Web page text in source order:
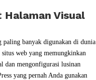
Halaman Visual
paling banyak digunakan di dunia
web yang memungkinkan
dan mengonfigurasi lusinan
yang pernah Anda gunakan